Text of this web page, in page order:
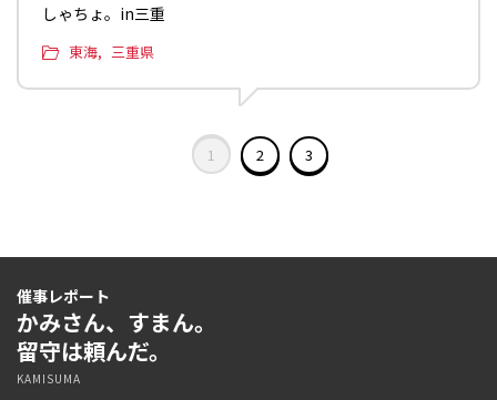
しゃちょ。in三重
東海 三重県
1 2 3
催事レポート
かみさん、すまん。
留守は頼んだ。
KAMISUMA